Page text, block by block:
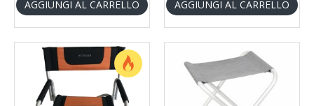
AGGIUNGI AL CARRELLO
AGGIUNGI AL CARRELLO